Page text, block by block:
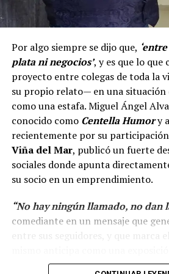
Por algo siempre se dijo que,
plata ni negocios’, y es que lo que
proyecto entre colegas de toda la
su propio relato— en una situación
como una estafa. Miguel Ángel
conocido como Centella Humory
recientemente por su
Viña del Mar, publicó un fuerte
sociales donde apunta
su socio en un emprendimiento.
“No hay ningún llamado, no dan
comediante en un mensaje que
entre sus seguidores, y que marca
en el tiempo.